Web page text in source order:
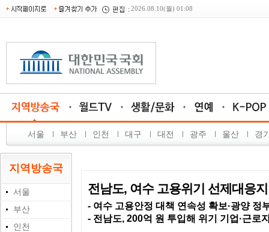
2026.08.10(월) 01:08
서울 부산 인천 대구 대전 광주 울산 경
지역방송국
서울
부산
인천
전남도, 여수 고용위기 선제대응
- 여수 고용안정 대책 연속성 확보·광양 정
- 전남도, 200억 원 투입해 위기 기업·근로